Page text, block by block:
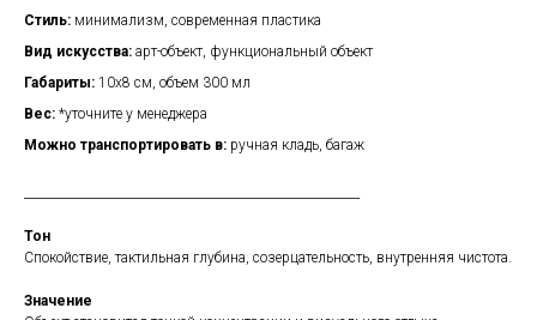
Стиль: минимализм, современная пластика
Вид искусства: арт-объект, функциональный объект
Габариты: 10х8 см, объем 300 мл
Вес: *уточните у менеджера
Можно транспортировать в: ручная кладь, багаж
Тон
Спокойствие, тактильная глубина, созерцательность, внутренняя чистота.
Значение